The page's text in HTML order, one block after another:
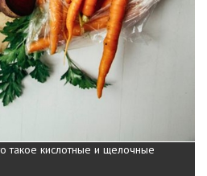
такое кислотные и щелочные